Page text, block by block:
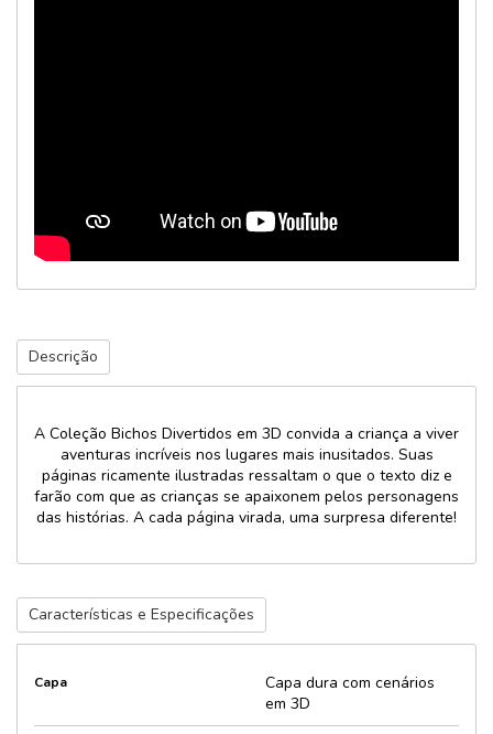
Descrição
A Coleção Bichos Divertidos em 3D convida a criança a viver
aventuras incríveis nos lugares mais inusitados. Suas
páginas ricamente ilustradas ressaltam o que o texto diz e
farão com que as crianças se apaixonem pelos personagens
das histórias. A cada página virada, uma surpresa diferente!
Características e Especificações
Capa
Capa dura com cenários
em 3D